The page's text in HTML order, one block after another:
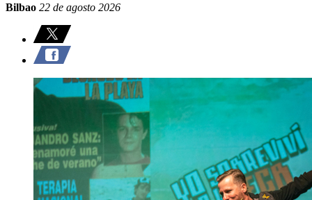
Bilbao 22 de agosto 2026